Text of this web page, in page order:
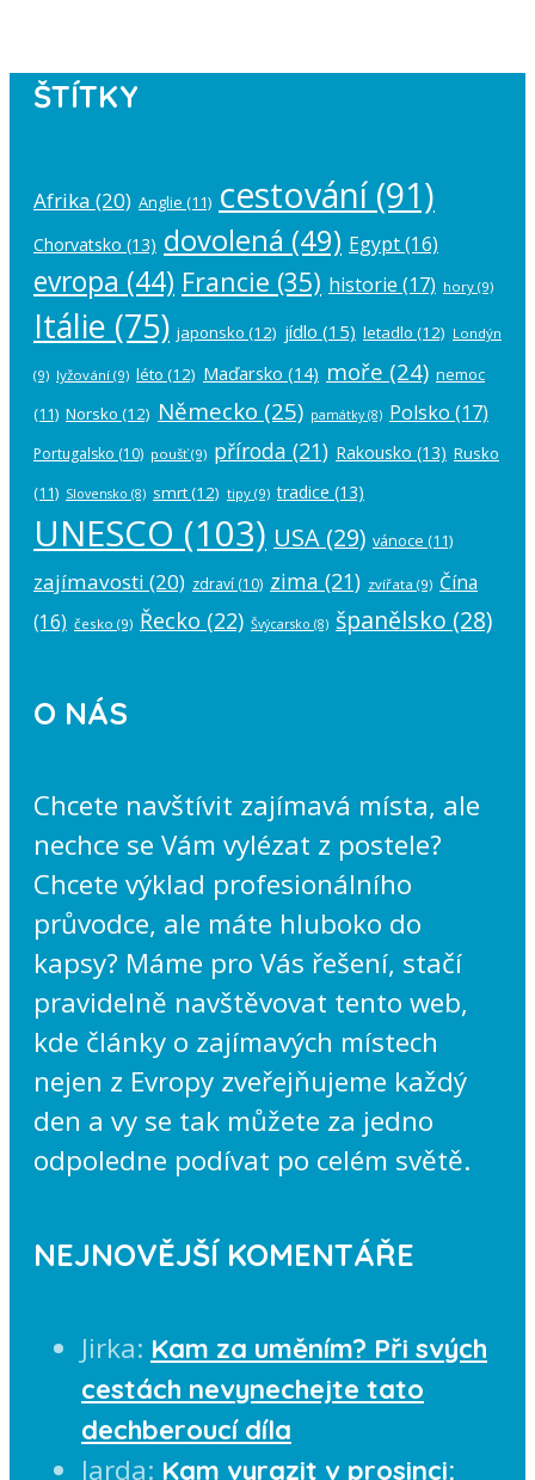
ŠTÍTKY
Afrika (20) Anglie (11) cestování(91)
Chorvatsko (13) dovolená (49) Egypt(16)
evropa (44) Francie (35) historie (17) hory (9)
Itálie (75) japonsko (12) jídlo (15) letadlo (12) Londýn
(9) lyžování (9) léto (12) Maďarsko (14) moře (24) nemoc
(11) Norsko (12) Německo (25) památky(8) Polsko (17)
Portugalsko (10) poušť(9) příroda (21) Rakousko (13) Rusko
(11) Slovensko (8) smrt(12) tipy (9) tradice (13)
UNESCO (103) USA (29) vánoce (11)
zajímavosti (20) zdraví (10) zima (21) zvířata (9) Čína
(16) česko (9) Řecko (22) Švýcarsko (8) španělsko (28)
O NÁS
Chcete navštívit zajímavá místa, ale
nechce se Vám vylézat z postele?
Chcete výklad profesionálního
průvodce, ale máte hluboko do
kapsy? Máme pro Vás řešení, stačí
pravidelně navštěvovat tento web,
kde články o zajímavých místech
nejen z Evropy zveřejňujeme každý
den a vy se tak můžete za jedno
odpoledne podívat po celém světě.
NEJNOVĚJŠÍ KOMENTÁŘE
Jirka: Kam za uměním? Při svých
cestách nevynechejte tato
dechberoucí díla
Jarda: Kam vyrazit v prosinci: